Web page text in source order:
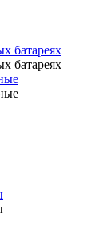
батареях
батареях